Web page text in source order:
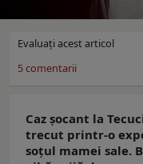
Evaluaţi acest articol
5comentarii
Caz șocant la
trecut printr-o
soțul mamei sale.